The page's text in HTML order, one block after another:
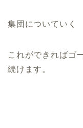
集団についていく
これができればゴ
続けます。